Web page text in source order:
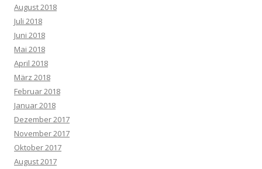
August 2018
Juli 2018
Juni 2018
Mai 2018
April 2018
März 2018
Februar 2018
Januar 2018
Dezember 2017
November 2017
Oktober 2017
August 2017